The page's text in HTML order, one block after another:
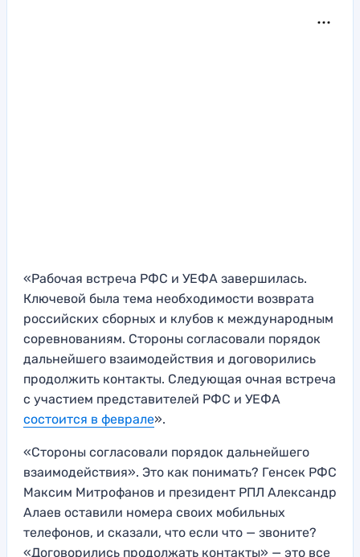
«Рабочая встреча РФС и УЕФА завершилась.
Ключевой была тема необходимости возврата
российских сборных и клубов к международным
соревнованиям. Стороны согласовали порядок
дальнейшего взаимодействия и договорились
продолжить контакты. Следующая очная встреча
с участием представителей РФС и УЕФА
состоится в феврале».
«Стороны согласовали порядок дальнейшего
взаимодействия». Это как понимать? Генсек РФС
Максим Митрофанов и президент РПЛ Александр
Алаев оставили номера своих мобильных
телефонов, и сказали, что если что — звоните?
«Договорились продолжать контакты» — это все